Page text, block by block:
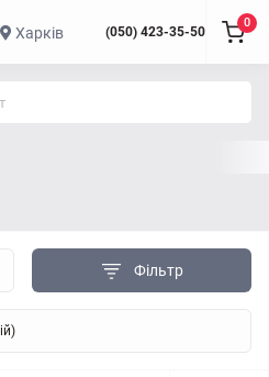
Харків (050) 423-35-50
0
Фільтр